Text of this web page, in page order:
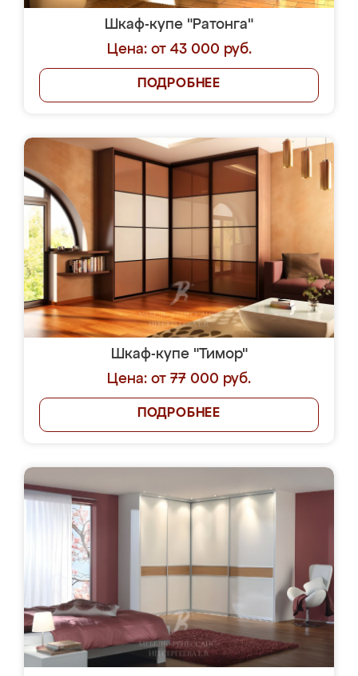
Шкаф-купе "Ратонга"
Цена: от 43 000 руб.
ПОДРОБНЕЕ
Шкаф-купе "Тимор"
Цена: от 77 000 руб.
ПОДРОБНЕЕ